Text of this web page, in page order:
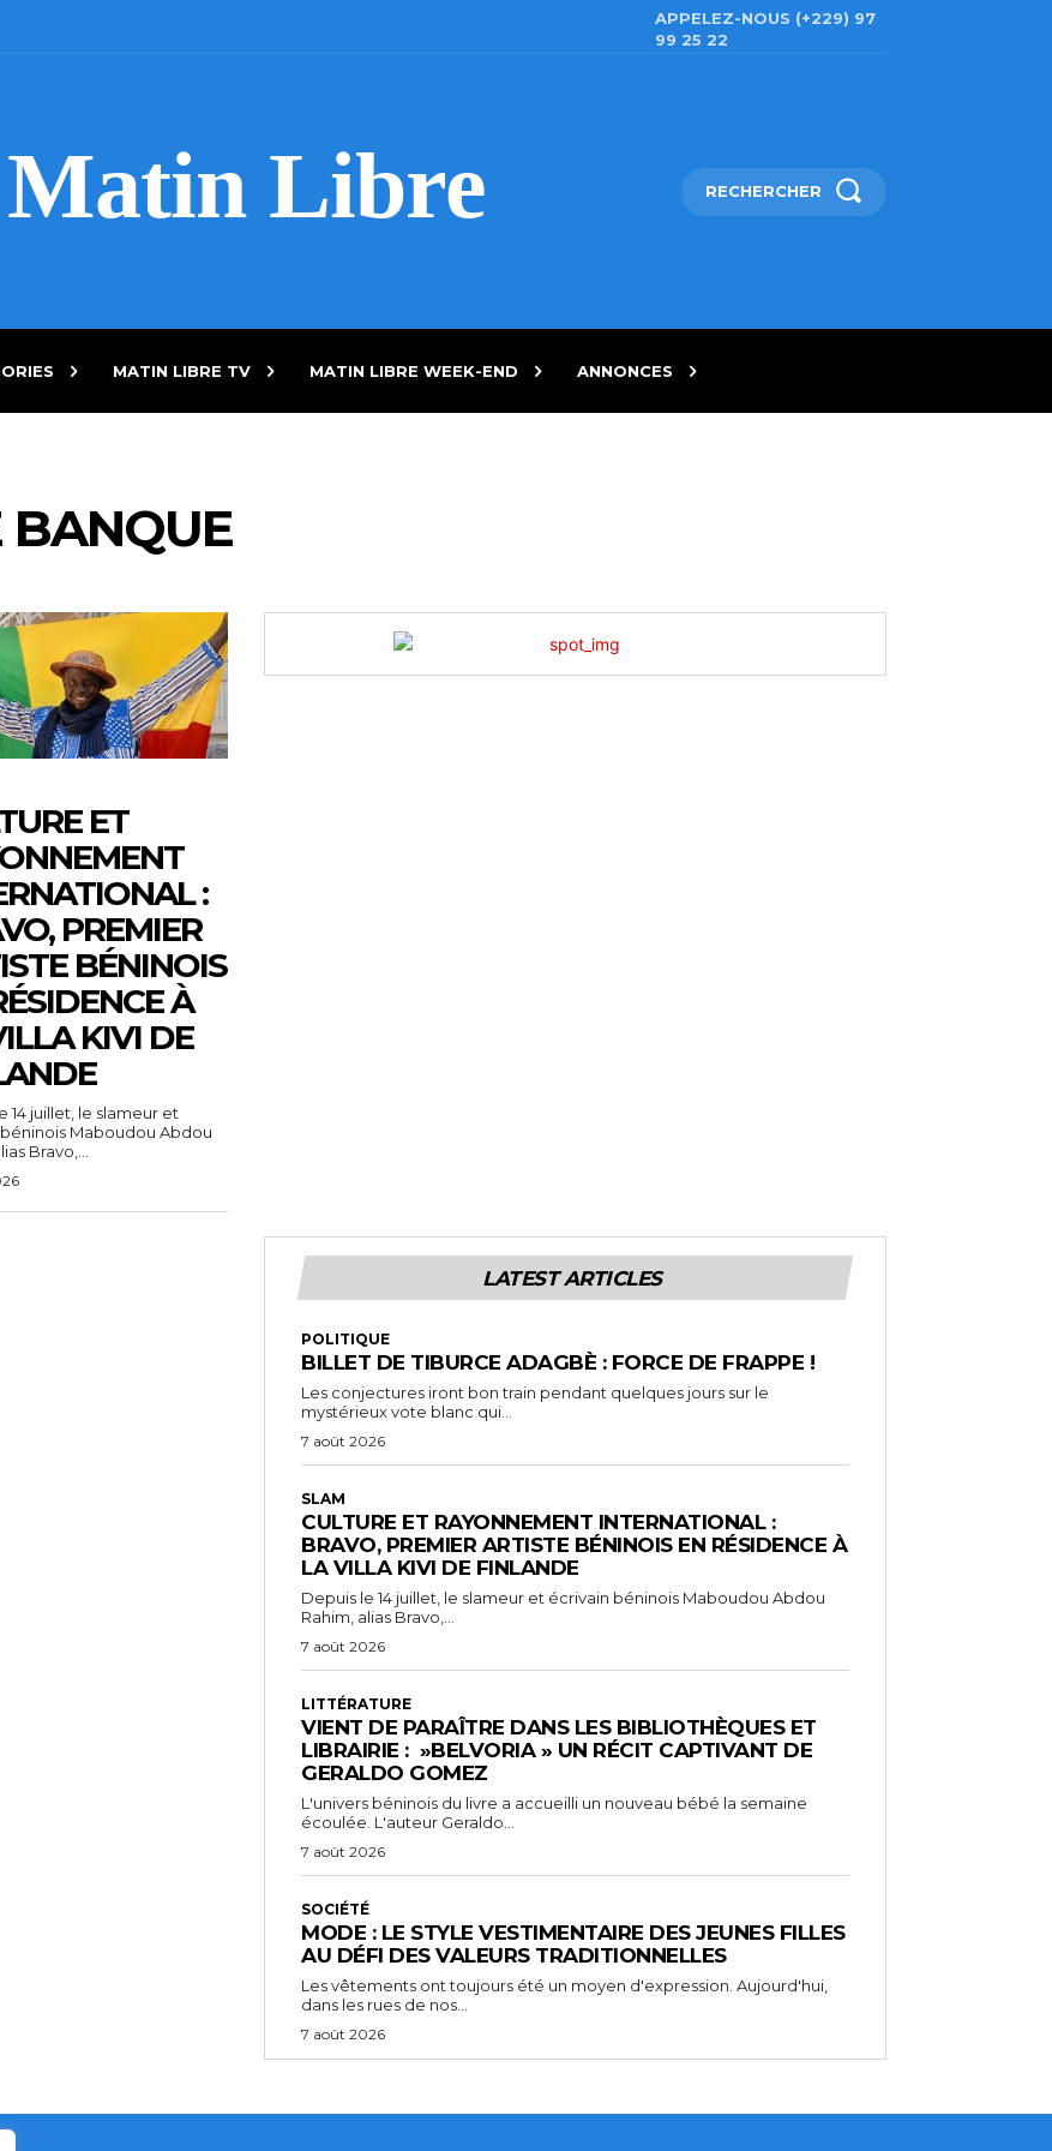
APPELEZ-NOUS (+229) 97
99 25 22
Matin Libre RECHERCHER
MATIN LIBRE TV MATIN LIBRE WEEK-END ANNONCES
BANQUE
ET
:
PREMIER
BÉNINOIS
À
KIVI DE
14 juillet, le slameur et
Maboudou Abdou
Bravo,...
LATEST ARTICLES
POLITIQUE
BILLET DE TIBURCE ADAGBÈ : FORCE DE FRAPPE !
Les conjectures iront bon train pendant quelques jours sur le
mystérieux vote blanc qui...
7 août 2026
SLAM
CULTURE ET RAYONNEMENT INTERNATIONAL :
BRAVO, PREMIER ARTISTE BÉNINOIS EN RÉSIDENCE À
LA VILLA KIVI DE FINLANDE
Depuis le 14 juillet, le slameur et écrivain béninois Maboudou Abdou
Rahim, alias Bravo,...
7 août 2026
LITTÉRATURE
VIENT DE PARAÎTRE DANS LES BIBLIOTHÈQUES ET
LIBRAIRIE : »BELVORIA » UN RÉCIT CAPTIVANT DE
GERALDO GOMEZ
L'univers béninois du livre a accueilli un nouveau bébé la semaine
écoulée. L'auteur Geraldo...
7 août 2026
SOCIÉTÉ
MODE : LE STYLE VESTIMENTAIRE DES JEUNES FILLES
AU DÉFI DES VALEURS TRADITIONNELLES
Les vêtements ont toujours été un moyen d'expression. Aujourd'hui,
dans les rues de nos...
7 août 2026